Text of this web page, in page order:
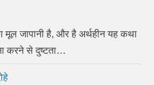
मूल जापानी है, और है अर्थहीन यह कथा
करने से दुष्टता…